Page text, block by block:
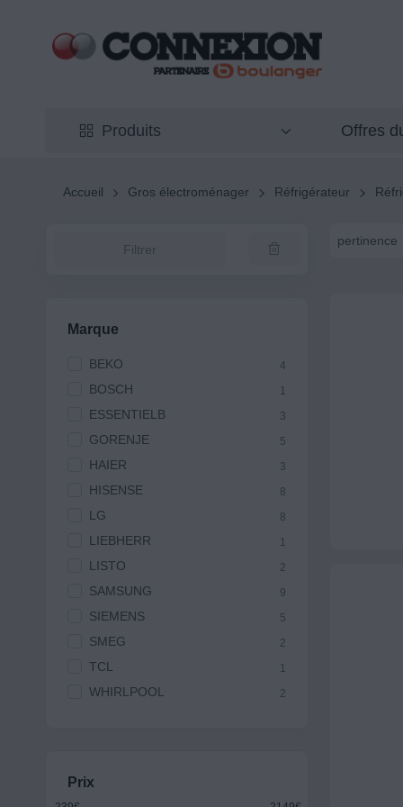
Produits Offres
Accueil Gros électroménager Réfrigérateur
Filtrer
Marque
BEKO 4
BOSCH 1
ESSENTIELB 3
GORENJE 5
HAIER 3
HISENSE 8
LG 8
LIEBHERR 1
LISTO 2
SAMSUNG 9
SIEMENS 5
SMEG 2
TCL 1
WHIRLPOOL 2
Prix
pertinence